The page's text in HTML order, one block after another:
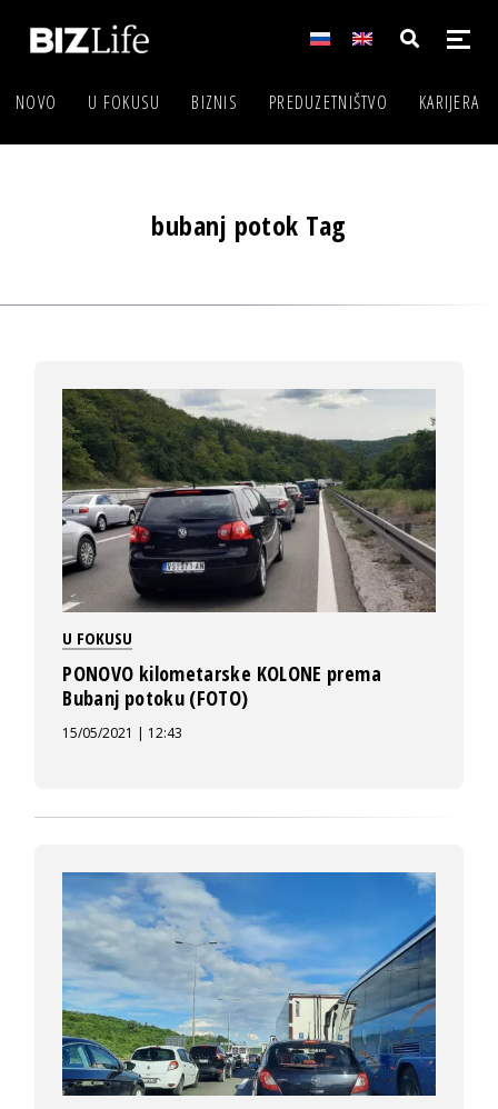
NOVO U FOKUSU BIZNIS PREDUZETNIŠTVO KARIJERA
bubanj potok Tag
U FOKUSU
PONOVO kilometarske KOLONE prema
Bubanj potoku (FOTO)
15/05/2021 | 12:43